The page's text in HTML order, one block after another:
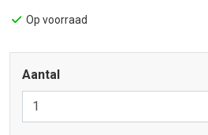
Op voorraad
Aantal